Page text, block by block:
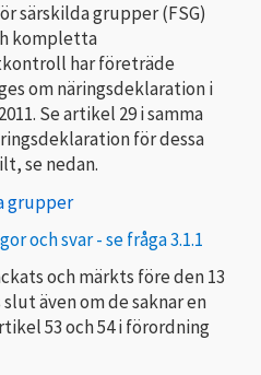
särskilda grupper (FSG)
kompletta
har företräde
om näringsdeklaration i
Se artikel 29 i samma
för dessa
se nedan.
grupper
och svar - se fråga 3.1.1
och märkts före den 13
även om de saknar en
53 och 54 i förordning